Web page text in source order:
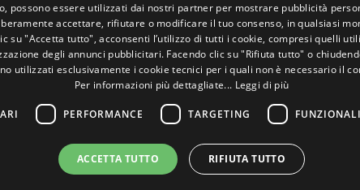
possono essere utilizzati dai nostri partner per mostrare pubblicità
accettare, rifiutare o modificare il tuo consenso, in qualsiasi
su "Accetta tutto", acconsenti l’utilizzo di tutti i cookie, compresi quelli
degli annunci pubblicitari. Facendo clic su "Rifiuta tutto" o
utilizzati esclusivamente i cookie tecnici per i quali non è necessario il
Per informazioni più dettagliate... Leggi di più
PERFORMANCE TARGETING
ACCETTA TUTTO RIFIUTA TUTTO